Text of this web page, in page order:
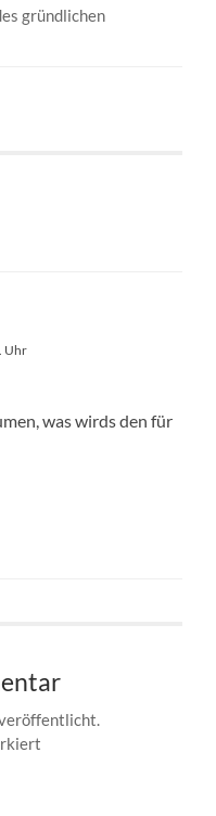
gründlichen
Uhr
was wirds den für